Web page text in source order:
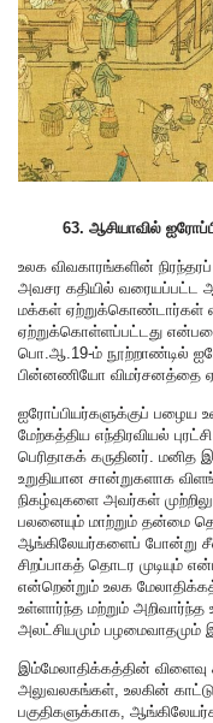
63. ஆசியாவில்
உலக விவகாரங்களின்
அவசர கதியில் வரையப்பட்ட
மக்கள் ஏற்றுக்கொண்டார்கள்
ஏற்றுக்கொள்ளப்பட்டது
பொ.ஆ.19-ம் நூற்றாண்டில்
பின்னணியோ விமர்சனத்தை
ஐரோப்பியர்களுக்குப் பழைய
மேற்கத்திய எந்திரவியல்
பெரிதாகக் கருதினர். மனித
உறுதியான சான்றுகளாக
நிகழ்வுகளை அவர்கள்
பலனையும் மாற்றும் தன்மை
ஆங்கிலேயர்களைப் போன்று
சிறப்பாகத் தொடர முடியும்
என்றென்றும் உலக
உள்ளார்ந்த மற்றும் அறிவார்ந்த
அலட்சியமும் பழமைவாதமும்
இம்மேலாதிக்கத்தின்
அலுவலகங்கள், உலகின்
பகுதிகளுக்காக,